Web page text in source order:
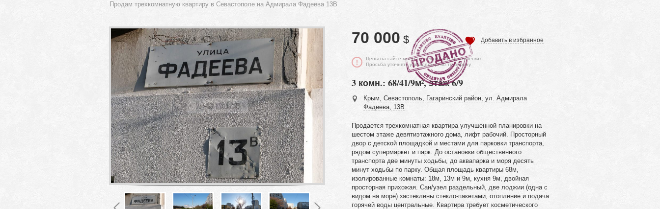
Продам трехкомнатную квартиру в Севастополе на Адмирала Фадеева 13В
70 000 $ Добавить в избранное
Цены на сайте могут отличаться от фактических
Просьба уточнять у владельца по телефону
3 комн.: 68/41/9м², этаж 6/9
Крым, Севастополь, Гагаринский район, ул. Адмирала
Фадеева, 13В
Продается трехкомнатная квартира улучшенной планировки на
шестом этаже девятиэтажного дома, лифт рабочий. Просторный
двор с детской площадкой и местами для парковки транспорта,
рядом супермаркет и парк. До остановки общественного
транспорта две минуты ходьбы, до аквапарка и моря десять
минут ходьбы по парку. Общая площадь квартиры 68м,
изолированные комнаты: 18м, 13м и 9м, кухня 9м, двойная
просторная прихожая. Сан/узел раздельный, две лоджии (одна с
видом на море) застеклены стекло-пакетами, отопление и подача
горячей воды центральные. Квартира требует косметического